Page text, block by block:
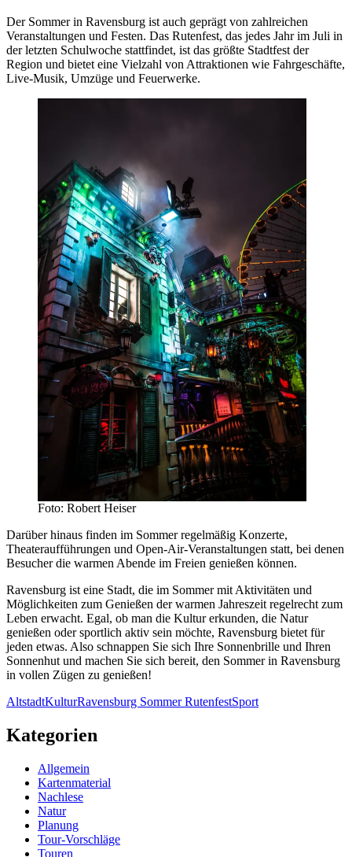
Der Sommer in Ravensburg ist auch geprägt von zahlreichen
Veranstaltungen und Festen. Das Rutenfest, das jedes Jahr im Juli in
der letzten Schulwoche stattfindet, ist das größte Stadtfest der
Region und bietet eine Vielzahl von Attraktionen wie Fahrgeschäfte,
Live-Musik, Umzüge und Feuerwerke.
Foto: Robert Heiser
Darüber hinaus finden im Sommer regelmäßig Konzerte,
Theateraufführungen und Open-Air-Veranstaltungen statt, bei denen
Besucher die warmen Abende im Freien genießen können.
Ravensburg ist eine Stadt, die im Sommer mit Aktivitäten und
Möglichkeiten zum Genießen der warmen Jahreszeit regelrecht zum
Leben erwacht. Egal, ob man die Kultur erkunden, die Natur
genießen oder sportlich aktiv sein möchte, Ravensburg bietet für
jeden etwas. Also schnappen Sie sich Ihre Sonnenbrille und Ihren
Sonnenhut und machen Sie sich bereit, den Sommer in Ravensburg
in vollen Zügen zu genießen!
AltstadtKulturRavensburg Sommer RutenfestSport
Kategorien
Allgemein
Kartenmaterial
Nachlese
Natur
Planung
Tour-Vorschläge
Touren